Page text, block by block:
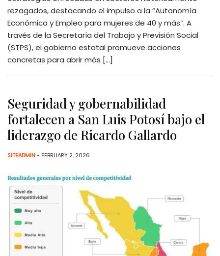
rezagados, destacando el impulso a la “Autonomía
Económica y Empleo para mujeres de 40 y más”. A
través de la Secretaría del Trabajo y Previsión Social
(STPS), el gobierno estatal promueve acciones
concretas para abrir más […]
Seguridad y gobernabilidad
fortalecen a San Luis Potosí bajo el
liderazgo de Ricardo Gallardo
SITEADMIN- FEBRUARY 2, 2026